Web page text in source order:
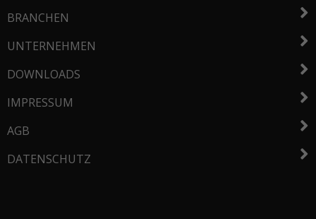
BRANCHEN
UNTERNEHMEN
DOWNLOADS
IMPRESSUM
AGB
DATENSCHUTZ